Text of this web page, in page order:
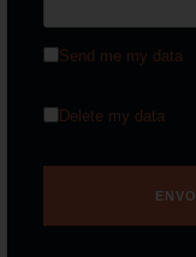
Send me my data
Delete my data